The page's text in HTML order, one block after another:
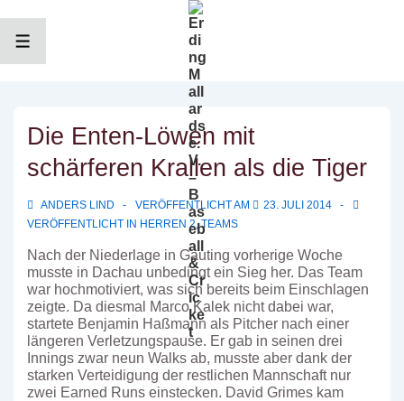
InhaltMENÜ
Die Enten-Löwen mit
schärferen Krallen als die Tiger
ANDERS LIND VERÖFFENTLICHT AM
23. JULI 2014
VERÖFFENTLICHT IN HERREN 2,TEAMS
Nach der Niederlage in Gauting vorherige Woche
musste in Dachau unbedingt ein Sieg her. Das Team
war hochmotiviert, was sich bereits beim Einschlagen
zeigte. Da diesmal Marco Kalek nicht dabei war,
startete Benjamin Haßmann als Pitcher nach einer
längeren Verletzungspause. Er gab in seinen drei
Innings zwar neun Walks ab, musste aber dank der
starken Verteidigung der restlichen Mannschaft nur
zwei Earned Runs einstecken. David Grimes kam